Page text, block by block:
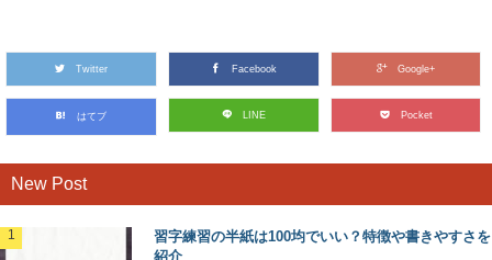
Twitter Facebook Google+
はてブ LINE Pocket
New Post
習字練習の半紙は100均でいい？特徴や書きやすさを
紹介